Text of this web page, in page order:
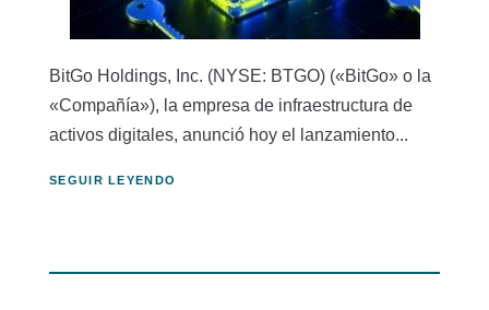
BitGo Holdings, Inc. (NYSE: BTGO) («BitGo» o la
«Compañía»), la empresa de infraestructura de
activos digitales, anunció hoy el lanzamiento...
SEGUIR LEYENDO